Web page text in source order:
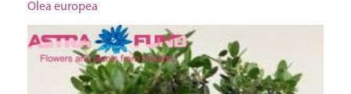
Olea europea